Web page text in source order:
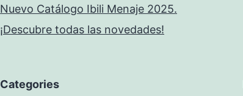
Nuevo Catálogo Ibili Menaje 2025.
¡Descubre todas las novedades!
Categories